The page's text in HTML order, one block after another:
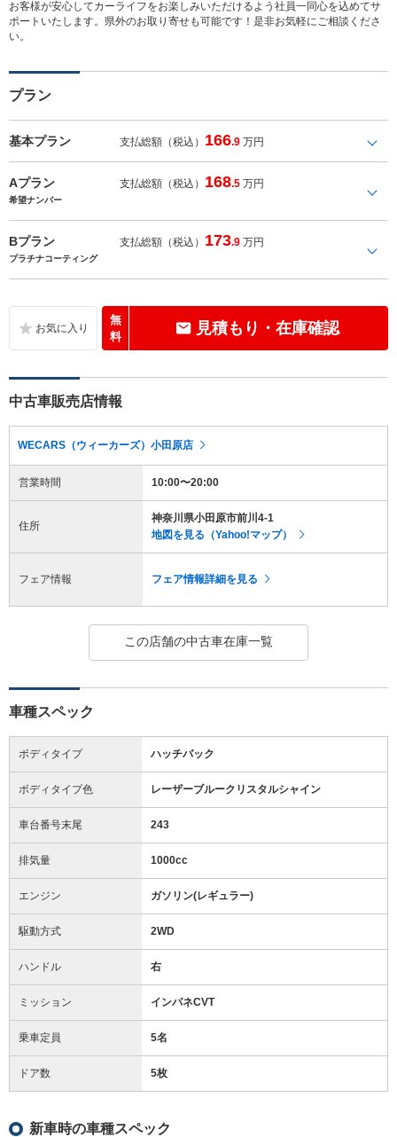
お客様が安心してカーライフをお楽しみいただけるよう社員一同心を込めてサ
ポートいたします。県外のお取り寄せも可能です！是非お気軽にご相談くださ
い。
プラン
基本プラン 支払総額（税込） 166.9 万円
Aプラン 支払総額（税込） 168.5 万円
希望ナンバー
Bプラン 支払総額（税込） 173.9 万円
プラチナコーティング
無
料
見積もり・在庫確認
中古車販売店情報
WECARS（ウィーカーズ）小田原店
営業時間 10:00〜20:00
住所
神奈川県小田原市前川4-1
地図を見る（Yahoo!マップ）
フェア情報 フェア情報詳細を見る
この店舗の中古車在庫一覧
車種スペック
ボディタイプ ハッチバック
ボディタイプ色 レーザーブルークリスタルシャイン
車台番号末尾 243
排気量 1000cc
エンジン ガソリン(レギュラー)
駆動方式 2WD
ハンドル 右
ミッション インパネCVT
乗車定員 5名
ドア数 5枚
新車時の車種スペック